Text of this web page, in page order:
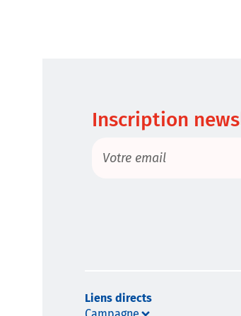
Inscription
Liens directs